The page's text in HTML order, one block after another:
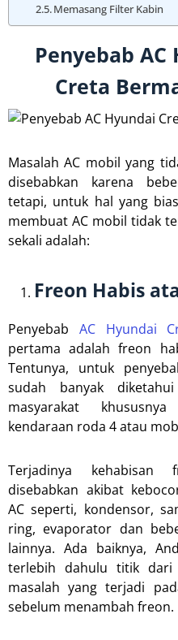
Memasang Filter Kabin
Penyebab AC
Creta
Masalah AC mobil yang
disebabkan karena
tetapi, untuk hal yang
membuat AC mobil tidak
sekali adalah:
Freon Habis
Penyebab AC Hyundai
pertama adalah freon
Tentunya, untuk
sudah banyak
masyarakat
kendaraan roda 4 atau
Terjadinya
disebabkan akibat
AC seperti, kondensor,
ring, evaporator dan
lainnya. Ada baiknya,
terlebih dahulu titik dari
masalah yang terjadi
sebelum menambah freon.